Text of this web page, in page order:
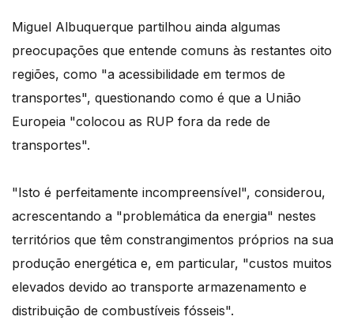
Miguel Albuquerque partilhou ainda algumas
preocupações que entende comuns às restantes oito
regiões, como "a acessibilidade em termos de
transportes", questionando como é que a União
Europeia "colocou as RUP fora da rede de
transportes".
"Isto é perfeitamente incompreensível", considerou,
acrescentando a "problemática da energia" nestes
territórios que têm constrangimentos próprios na sua
produção energética e, em particular, "custos muitos
elevados devido ao transporte armazenamento e
distribuição de combustíveis fósseis".